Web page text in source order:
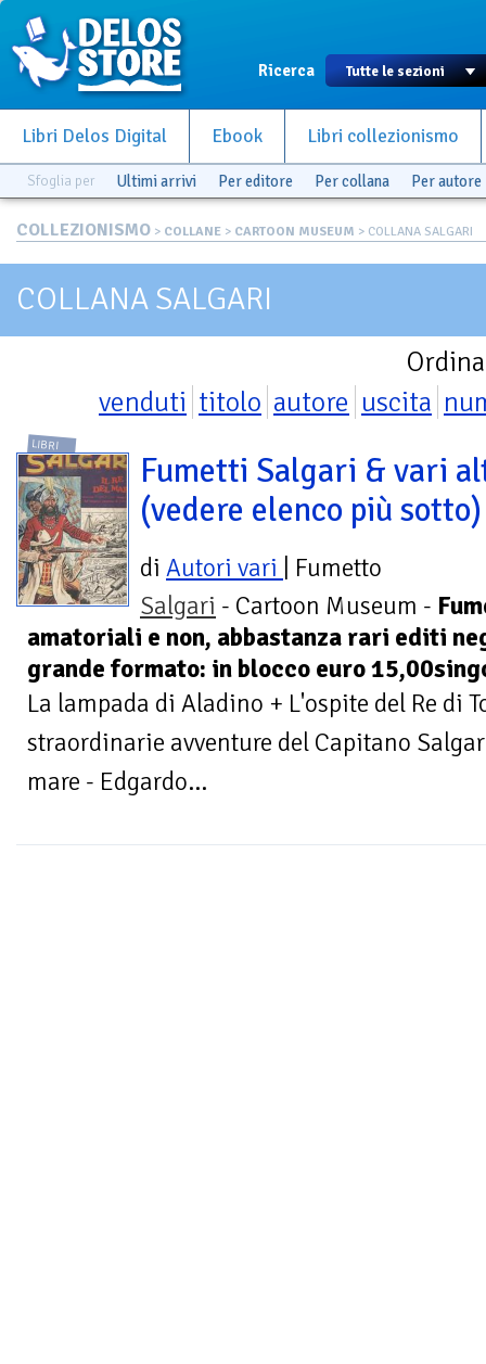
Ricerca
Libri Delos Digital Ebook Libri collezionismo
Sfoglia per Ultimi arrivi Per editore Per collana Per autore
COLLEZIONISMO > COLLANE > CARTOON MUSEUM > COLLANA SALGARI
COLLANA SALGARI
venduti titolo autore uscita
LIBRI
Fumetti Salgari & vari
(vedere elenco più sotto)
di Autori vari
| Fumetto
Salgari - Cartoon Museum -
amatoriali e non, abbastanza rari editi
grande formato: in blocco euro
La lampada di Aladino + L'ospite del Re di
straordinarie avventure del Capitano
mare - Edgardo...